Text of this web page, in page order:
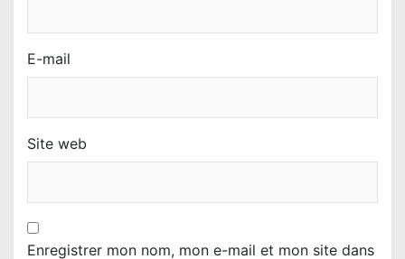
E-mail
Site web
Enregistrer mon nom, mon e-mail et mon site dans